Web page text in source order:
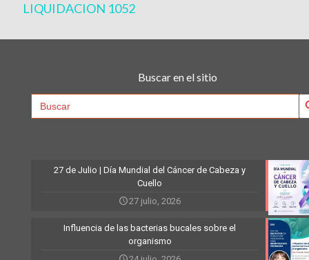
LIQUIDACION 1052
Buscar en el sitio
Search
27 de Julio | Día Mundial del Cáncer de Cabeza y
Cuello
27 julio, 2026
Influencia de las bacterias bucales sobre el
organismo